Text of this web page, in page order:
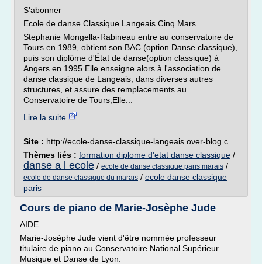
S'abonner
Ecole de danse Classique Langeais Cinq Mars
Stephanie Mongella-Rabineau entre au conservatoire de
Tours en 1989, obtient son BAC (option Danse classique),
puis son diplôme d'État de danse(option classique) à
Angers en 1995 Elle enseigne alors à l'association de
danse classique de Langeais, dans diverses autres
structures, et assure des remplacements au
Conservatoire de Tours,Elle...
Lire la suite
Site : http://ecole-danse-classique-langeais.over-blog.c ...
Thèmes liés : formation diplome d'etat danse classique /
danse a l ecole / ecole de danse classique paris marais /
ecole de danse classique du marais / ecole danse classique
paris
Cours de piano de Marie-Josèphe Jude
AIDE
Marie-Josèphe Jude vient d'être nommée professeur
titulaire de piano au Conservatoire National Supérieur
Musique et Danse de Lyon.